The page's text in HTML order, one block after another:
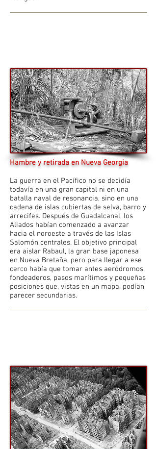
Hambre y retirada en Nueva Georgia
La guerra en el Pacífico no se decidía
todavía en una gran capital ni en una
batalla naval de resonancia, sino en una
cadena de islas cubiertas de selva, barro y
arrecifes. Después de Guadalcanal, los
Aliados habían comenzado a avanzar
hacia el noroeste a través de las Islas
Salomón centrales. El objetivo principal
era aislar Rabaul, la gran base japonesa
en Nueva Bretaña, pero para llegar a ese
cerco había que tomar antes aeródromos,
fondeaderos, pasos marítimos y pequeñas
posiciones que, vistas en un mapa, podían
parecer secundarias.